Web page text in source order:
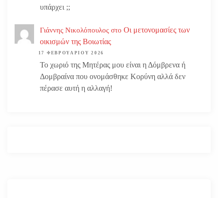
υπάρχει ;;
Γιάννης Νικολόπουλος στο Οι μετονομασίες των
οικισμών της Βοιωτίας
17 ΦΕΒΡΟΥΑΡΊΟΥ 2026
Το χωριό της Μητέρας μου είναι η Δόμβρενα ή
Δομβραίνα που ονομάσθηκε Κορύνη αλλά δεν
πέρασε αυτή η αλλαγή!